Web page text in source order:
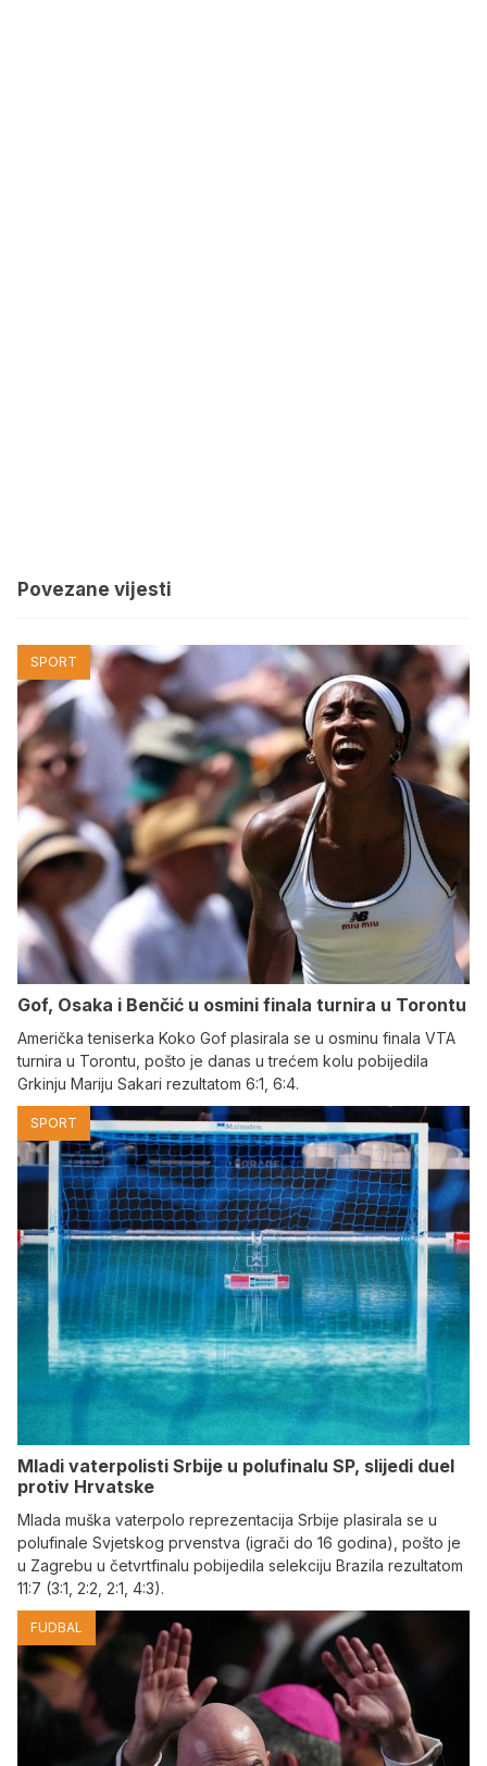
Povezane vijesti
SPORT
Gof, Osaka i Benčić u osmini finala turnira u Torontu
Američka teniserka Koko Gof plasirala se u osminu finala VTA
turnira u Torontu, pošto je danas u trećem kolu pobijedila
Grkinju Mariju Sakari rezultatom 6:1, 6:4.
SPORT
Mladi vaterpolisti Srbije u polufinalu SP, slijedi duel
protiv Hrvatske
Mlada muška vaterpolo reprezentacija Srbije plasirala se u
polufinale Svjetskog prvenstva (igrači do 16 godina), pošto je
u Zagrebu u četvrtfinalu pobijedila selekciju Brazila rezultatom
11:7 (3:1, 2:2, 2:1, 4:3).
FUDBAL